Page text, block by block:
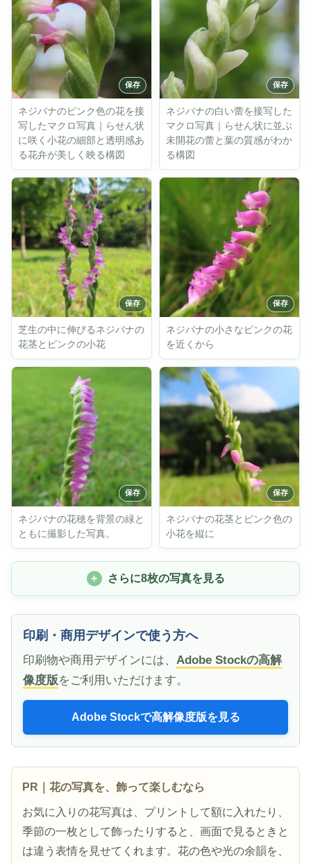
ネジバナのピンク色の花を接
写したマクロ写真｜らせん状
に咲く小花の細部と透明感あ
る花弁が美しく映る構図
ネジバナの白い蕾を接写した
マクロ写真｜らせん状に並ぶ
未開花の蕾と葉の質感がわか
る構図
芝生の中に伸びるネジバナの
花茎とピンクの小花
ネジバナの小さなピンクの花
を近くから
ネジバナの花穂を背景の緑と
ともに撮影した写真。
ネジバナの花茎とピンク色の
小花を縦に
さらに8枚の写真を見る
印刷・商用デザインで使う方へ
印刷物や商用デザインには、 Adobe Stockの高解
像度版をご利用いただけます。
Adobe Stockで高解像度版を見る
PR｜花の写真を、飾って楽しむなら
お気に入りの花写真は、プリントして額に入れたり、
季節の一枚として飾ったりすると、画面で見るときと
は違う表情を見せてくれます。花の色や光の余韻を、